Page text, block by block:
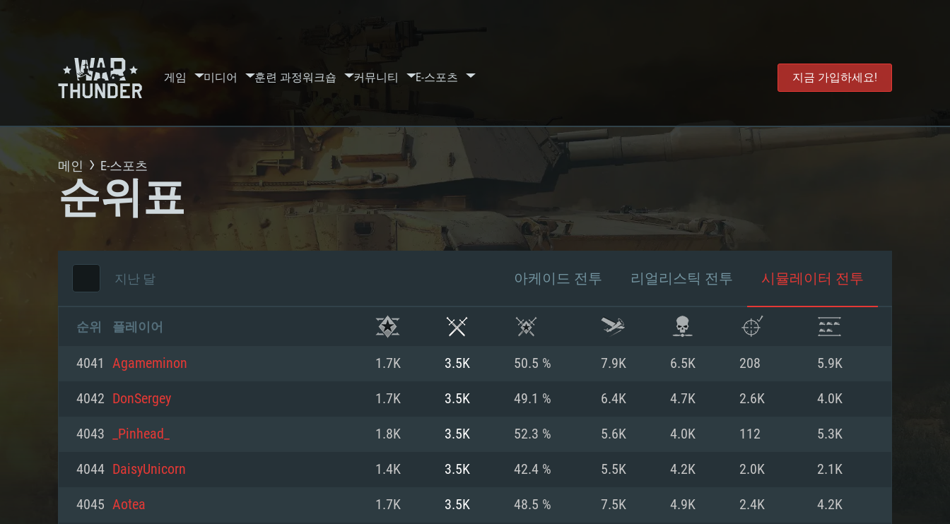
게임 미디어 훈련 과정워크숍 커뮤니티 E-스포츠 지금 가입하세요!
메인 E-스포츠
순위표
지난 달 아케이드 전투 리얼리스틱 전투 시뮬레이터 전투
순위 플레이어
4041 Agameminon 1.7K 3.5K 50.5 % 7.9K 6.5K 208 5.9K
4042 DonSergey 1.7K 3.5K 49.1 % 6.4K 4.7K 2.6K 4.0K
4043 _Pinhead_ 1.8K 3.5K 52.3 % 5.6K 4.0K 112 5.3K
4044 DaisyUnicorn 1.4K 3.5K 42.4 % 5.5K 4.2K 2.0K 2.1K
4045 Aotea 1.7K 3.5K 48.5 % 7.5K 4.9K 2.4K 4.2K